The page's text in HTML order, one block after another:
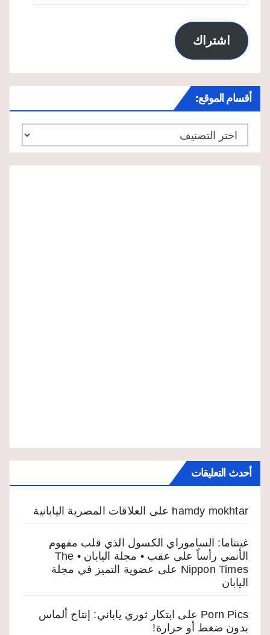
اشتراك
أقسام الموقع:
أقسام
الموقع:
أحدث التعليقات
hamdy mokhtar على العلاقات المصرية اليابانية
غينتاما: الساموراي الكسول الذي قلب مفهوم
الأنمي رأساً على عقب • مجلة اليابان • The
Nippon Times على عضوية التميز في مجلة
اليابان
Porn Pics على ابتكار ثوري ياباني: إنتاج ألماس
بدون ضغط أو حرارة!